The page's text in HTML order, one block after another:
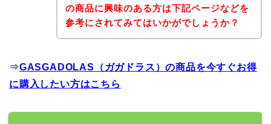
の商品に興味のある方は下記ページなどを
参考にされてみてはいかがでしょうか？
⇒GASGADOLAS（ガガドラス）の商品を今すぐお得
に購入したい方はこちら